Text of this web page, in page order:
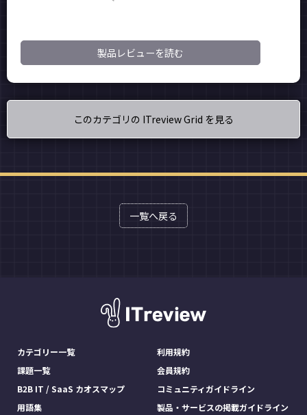
製品レビューを読む
このカテゴリの ITreview Grid を見る
一覧へ戻る
カテゴリー一覧
課題一覧
B2B IT / SaaS カオスマップ
用語集
利用規約
会員規約
コミュニティガイドライン
製品・サービスの掲載ガイドライン